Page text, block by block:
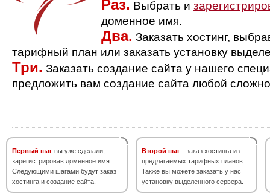
Раз. Выбрать и
доменное имя.
Два. Заказать хостинг,
тарифный план или заказать установку
Три. Заказать создание сайта у нашего
предложить вам создание сайта любой
Первый шаг вы уже сделали,
зарегистрировав доменное имя.
Следующими шагами будут заказ
хостинга и создание сайта.
Второй шаг - заказ хостинга из
предлагаемых тарифных планов.
Также вы можете заказать у нас
установку выделенного сервера.